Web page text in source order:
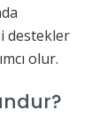
destekler
olur.